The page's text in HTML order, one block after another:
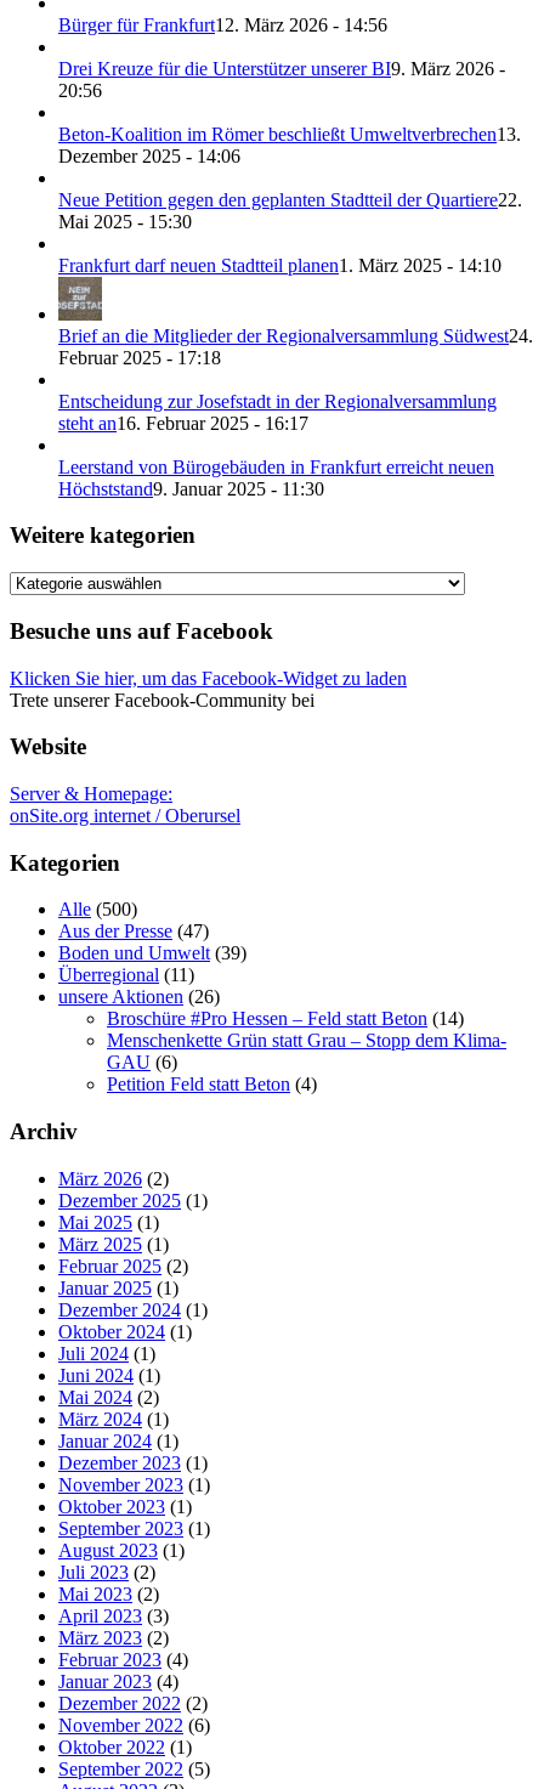
Bürger für Frankfurt12. März 2026 - 14:56
Drei Kreuze für die Unterstützer unserer BI9. März 2026 -
20:56
Beton-Koalition im Römer beschließt Umweltverbrechen13.
Dezember 2025 - 14:06
Neue Petition gegen den geplanten Stadtteil der Quartiere22.
Mai 2025 - 15:30
Frankfurt darf neuen Stadtteil planen1. März 2025 - 14:10
Brief an die Mitglieder der Regionalversammlung Südwest24.
Februar 2025 - 17:18
Entscheidung zur Josefstadt in der Regionalversammlung
steht an16. Februar 2025 - 16:17
Leerstand von Bürogebäuden in Frankfurt erreicht neuen
Höchststand9. Januar 2025 - 11:30
Weitere kategorien
Weitere
Besuche uns auf Facebook
Klicken Sie hier, um das Facebook-Widget zu laden
Trete unserer Facebook-Community bei
Website
Server & Homepage:
onSite.org internet / Oberursel
Kategorien
Alle (500)
Aus der Presse (47)
Boden und Umwelt(39)
Überregional (11)
unsere Aktionen (26)
Broschüre #Pro Hessen – Feld statt Beton (14)
Menschenkette Grün statt Grau – Stopp dem Klima-
GAU (6)
Petition Feld statt Beton (4)
Archiv
März 2026 (2)
Dezember 2025 (1)
Mai 2025 (1)
März 2025 (1)
Februar 2025 (2)
Januar 2025 (1)
Dezember 2024 (1)
Oktober 2024 (1)
Juli 2024 (1)
Juni 2024 (1)
Mai 2024 (2)
März 2024 (1)
Januar 2024 (1)
Dezember 2023 (1)
November 2023 (1)
Oktober 2023 (1)
September 2023 (1)
August 2023 (1)
Juli 2023 (2)
Mai 2023 (2)
April 2023 (3)
März 2023 (2)
Februar 2023 (4)
Januar 2023 (4)
Dezember 2022 (2)
November 2022 (6)
Oktober 2022 (1)
September 2022 (5)